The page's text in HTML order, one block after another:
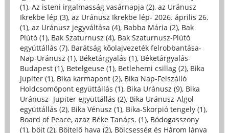
(1), Az isteni irgalmasság vasárnapja (2), az Uránusz
Ikrekbe lép (3), az Uránusz Ikrekbe lép- 2026. április 26.
(1), az Uránusz jegyváltása (4), Babba Mária (2), Bak
Plútó (1), Bak Szaturnusz (4), Bak Szaturnusz-Plútó
együttállás (7), Barátság kőolajvezeték felrobbantása-
Nap-Uránusz (1), Béketárgyalás (1), Béketárgyalás-
Budapest (1), Betelgeuse (1), Betlehemi csillag (2), Bika
Jupiter (1), Bika karmapont (2), Bika Nap-Felszálló
Holdcsomópont együttállás (1), Bika Uránusz (9), Bika
Uránusz- Jupiter együttállás (2), Bika Uránusz-Algol
együttállás (2), Bika Vénusz (1), Bika-Skorpió tengely (1),
Board of Peace, azaz Béke Tanács. (1), Bódogasszony
(1), böjt (2), Böjtelő hava (2), Bölcsesség és Három lánya